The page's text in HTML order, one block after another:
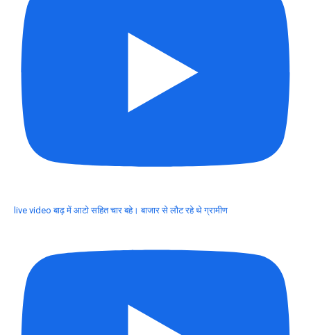
live video बाढ़ में आटो सहित चार बहे। बाजार से लौट रहे थे ग्रामीण